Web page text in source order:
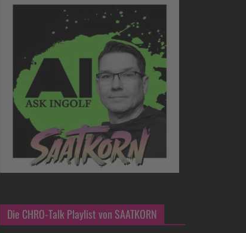
Die CHRO-Talk Playlist von SAATKORN